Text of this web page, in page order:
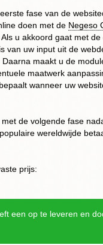
fase van de
doen met de Negeso
u akkoord gaat met
van uw inputuit de
maakt u de
maatwerk
wanneer uw
de volgende fase
wereldwijde
prijs:
een op te leveren en